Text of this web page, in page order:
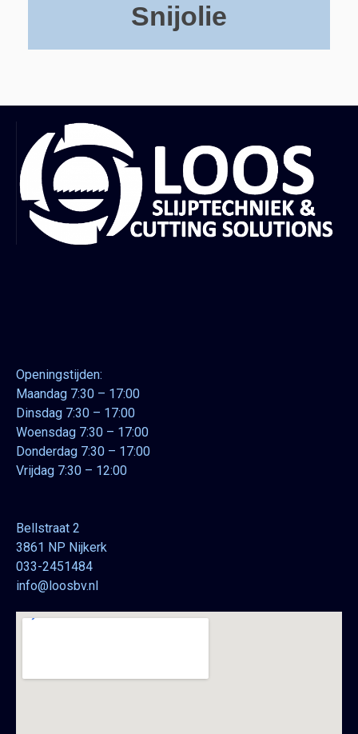
Snijolie
Openingstijden:
Maandag 7:30 – 17:00
Dinsdag 7:30 – 17:00
Woensdag 7:30 – 17:00
Donderdag 7:30 – 17:00
Vrijdag 7:30 – 12:00
Bellstraat 2
3861 NP Nijkerk
033-2451484
info@loosbv.nl